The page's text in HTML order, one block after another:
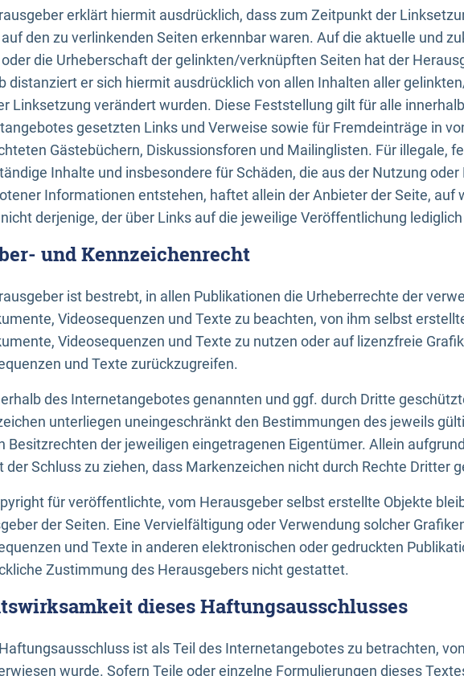
erklärt hiermit ausdrücklich, dass zum Zeitpunkt der
den zu verlinkenden Seiten erkennbar waren. Auf die aktuelle und
die Urheberschaft der gelinkten/verknüpften Seiten hat der
distanziert er sich hiermit ausdrücklich von allen Inhalten aller
Linksetzung verändert wurden. Diese Feststellung gilt für alle
gesetzten Links und Verweise sowie für Fremdeinträge in
Gästebüchern, Diskussionsforen und Mailinglisten. Für illegale,
Inhalte und insbesondere für Schäden, die aus der Nutzung
Informationen entstehen, haftet allein der Anbieter der Seite, auf
derjenige, der über Links auf die jeweilige Veröffentlichung
und Kennzeichenrecht
ist bestrebt, in allen Publikationen die Urheberrechte der
Videosequenzen und Texte zu beachten, von ihm selbst
Videosequenzen und Texte zu nutzen oder auf lizenzfreie
und Texte zurückzugreifen.
des Internetangebotes genannten und ggf. durch Dritte
unterliegen uneingeschränkt den Bestimmungen des jeweils
Besitzrechten der jeweiligen eingetragenen Eigentümer. Allein
der Schluss zu ziehen, dass Markenzeichen nicht durch Rechte Dritter
für veröffentlichte, vom Herausgeber selbst erstellte Objekte
der Seiten. Eine Vervielfältigung oder Verwendung solcher
und Texte in anderen elektronischen oder gedruckten
Zustimmung des Herausgebers nicht gestattet.
dieses Haftungsausschlusses
ist als Teil des Internetangebotes zu betrachten,
wurde. Sofern Teile oder einzelne Formulierungen dieses